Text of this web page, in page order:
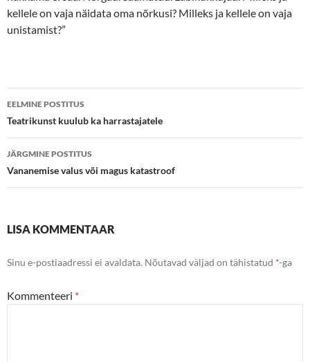
kellele on vaja näidata oma nõrkusi? Milleks ja kellele on vaja
unistamist?”
Postituste
töölaud
EELMINE POSTITUS
Teatrikunst kuulub ka harrastajatele
JÄRGMINE POSTITUS
Vananemise valus või magus katastroof
LISA KOMMENTAAR
Sinu e-postiaadressi ei avaldata. Nõutavad väljad on tähistatud *-ga
Kommenteeri *